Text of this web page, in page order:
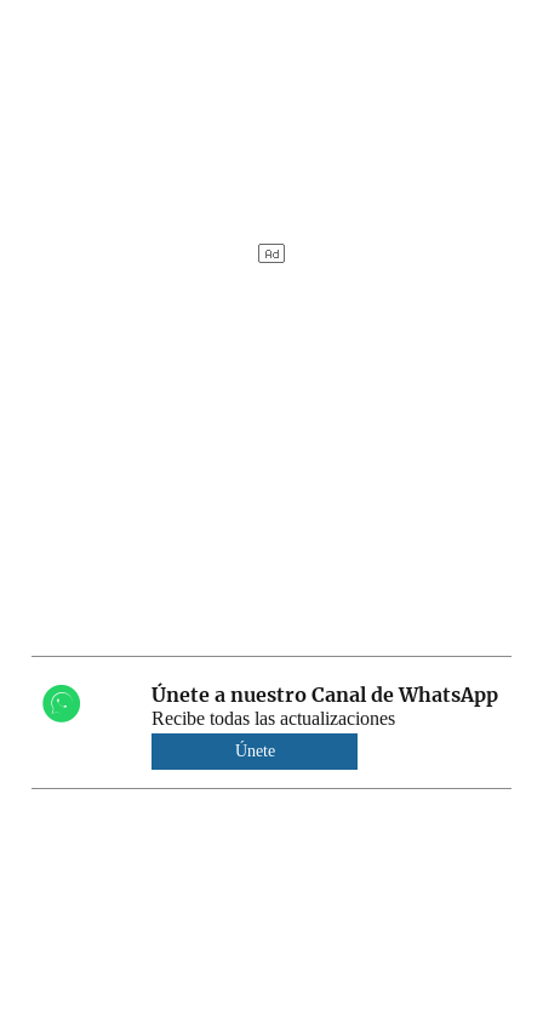
Únete a nuestro Canal de WhatsApp
Recibe todas las actualizaciones
Únete